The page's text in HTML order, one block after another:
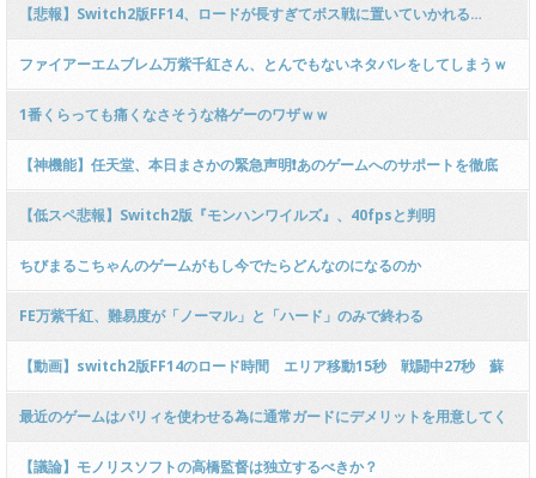
ト？
【悲報】Switch2版FF14、ロードが長すぎてボス戦に置いていかれる…
ファイアーエムブレム万紫千紅さん、とんでもないネタバレをしてしまうｗ
ｗｗｗｗｗｗｗｗ
1番くらっても痛くなさそうな格ゲーのワザｗｗ
【神機能】任天堂、本日まさかの緊急声明❗あのゲームへのサポートを徹底
【低スペ悲報】Switch2版『モンハンワイルズ』、40fpsと判明
ちびまるこちゃんのゲームがもし今でたらどんなのになるのか
FE万紫千紅、難易度が「ノーマル」と「ハード」のみで終わる
【動画】switch2版FF14のロード時間 エリア移動15秒 戦闘中27秒 蘇
生20秒
最近のゲームはパリィを使わせる為に通常ガードにデメリットを用意してく
るのがけしからん
【議論】モノリスソフトの高橋監督は独立するべきか？